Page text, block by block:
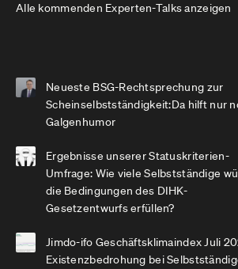
Alle kommenden Experten-Talks anzeigen
Neueste BSG-Rechtsprechung zur
Scheinselbstständigkeit:Da hilft nur
Galgenhumor
Ergebnisse unserer Statuskriterien-
Umfrage: Wie viele Selbstständige
die Bedingungen des DIHK-
Gesetzentwurfs erfüllen?
Jimdo-ifo Geschäftsklimaindex Juli
Existenzbedrohung bei